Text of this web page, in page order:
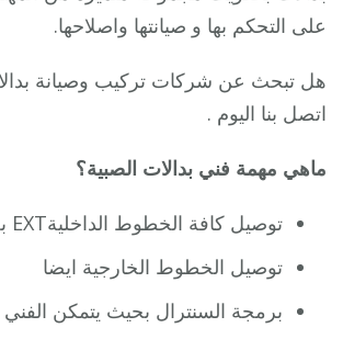
على التحكم بها و صيانتها واصلاحها.
هل تبحث عن شركات تركيب وصيانة
اتصل بنا اليوم .
ماهي مهمة فني بدالات الصبية؟
توصيل كافة الخطوط الداخليةEXT بجهاز السنترال.
توصيل الخطوط الخارجية ايضا
برمجة السنترال بحيث يتمكن